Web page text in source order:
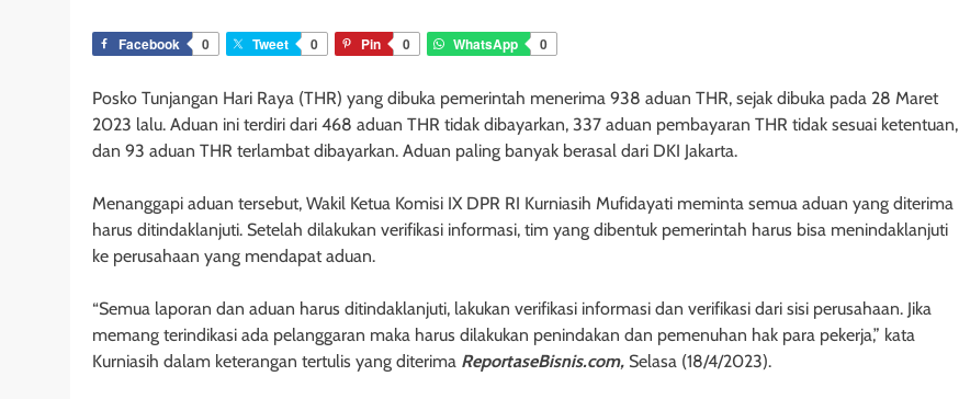
Facebook 0 Tweet 0 Pin 0 WhatsApp 0
Posko Tunjangan Hari Raya (THR) yang dibuka pemerintah menerima 938 aduan THR, sejak dibuka pada 28 Maret
2023 lalu. Aduan ini terdiri dari 468 aduan THR tidak dibayarkan, 337 aduan pembayaran THR tidak sesuai ketentuan,
dan 93 aduan THR terlambat dibayarkan. Aduan paling banyak berasal dari DKI Jakarta.
Menanggapi aduan tersebut, Wakil Ketua Komisi IX DPR RI Kurniasih Mufidayati meminta semua aduan yang diterima
harus ditindaklanjuti. Setelah dilakukan verifikasi informasi, tim yang dibentuk pemerintah harus bisa menindaklanjuti
ke perusahaan yang mendapat aduan.
“Semua laporan dan aduan harus ditindaklanjuti, lakukan verifikasi informasi dan verifikasi dari sisi perusahaan. Jika
memang terindikasi ada pelanggaran maka harus dilakukan penindakan dan pemenuhan hak para pekerja,” kata
Kurniasih dalam keterangan tertulis yang diterima ReportaseBisnis.com, Selasa (18/4/2023).